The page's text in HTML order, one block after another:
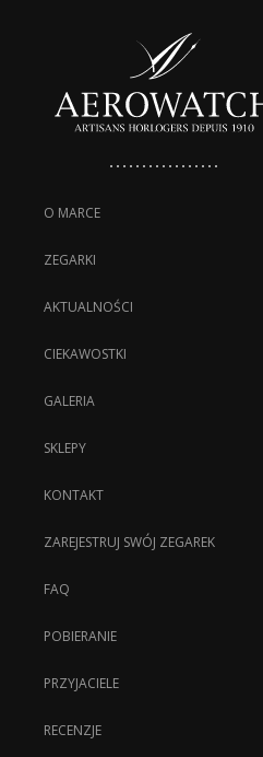
O MARCE
ZEGARKI
AKTUALNOŚCI
CIEKAWOSTKI
GALERIA
SKLEPY
KONTAKT
ZAREJESTRUJ SWÓJ ZEGAREK
FAQ
POBIERANIE
PRZYJACIELE
RECENZJE